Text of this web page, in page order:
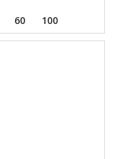
60 100